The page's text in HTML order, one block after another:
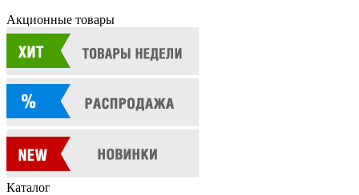
Акционные товары
Каталог